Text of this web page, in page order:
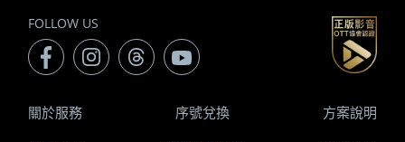
FOLLOW US
關於服務 序號兌換 方案說明